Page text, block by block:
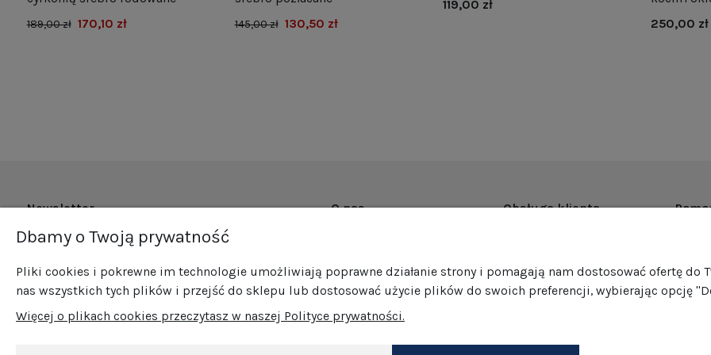
189,00 zł 170,10 zł 145,00 zł 130,50 zł
119,00 zł
250,00 zł
Newsletter
Zapisz się do naszego newslettera i bądź na
promocjami!
O nas
Promocje
Sprzedaż hurtowa
Blog
Obsługa klienta
Formy płatności
Jak pakujemy nasze produkty?
GPSR
Dbamy o Twoją prywatność
Pliki cookies i pokrewne im technologie umożliwiają poprawne działanie strony i pomagają nam dostosować ofertę do
nas wszystkich tych plików i przejść do sklepu lub dostosować użycie plików do swoich preferencji, wybierając opcję
Więcej o plikach cookies przeczytasz w naszej Polityce prywatności.